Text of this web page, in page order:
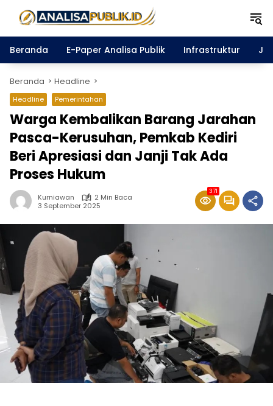
Beranda
E-Paper Analisa Publik Infrastruktur
Beranda Headline
Headline Pemerintahan
Warga Kembalikan Barang Jarahan
Pasca-Kerusuhan, Pemkab Kediri
Beri Apresiasi dan Janji Tak Ada
Proses Hukum
Kurniawan
2 Min Baca
3 September 2025
371